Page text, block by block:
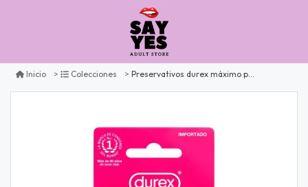
Inicio Colecciones Preservativos durex máximo placer x3